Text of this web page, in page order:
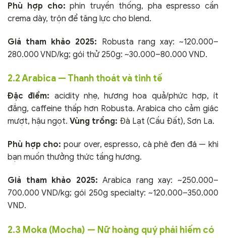
Phù hợp cho: phin truyền thống, pha espresso cần
crema dày, trộn để tăng lực cho blend.
Giá tham khảo 2025: Robusta rang xay: ~120.000–
280.000 VND/kg; gói thử 250g: ~30.000–80.000 VND.
2.2 Arabica — Thanh thoát và tinh tế
Đặc điểm: acidity nhẹ, hương hoa quả/phức hợp, ít
đắng, caffeine thấp hơn Robusta. Arabica cho cảm giác
mượt, hậu ngọt. Vùng trồng: Đà Lạt (Cầu Đất), Sơn La.
Phù hợp cho: pour over, espresso, cà phê đen đá — khi
bạn muốn thưởng thức tầng hương.
Giá tham khảo 2025: Arabica rang xay: ~250.000–
700.000 VND/kg; gói 250g specialty: ~120.000–350.000
VND.
2.3 Moka (Mocha) — Nữ hoàng quý phái hiếm có